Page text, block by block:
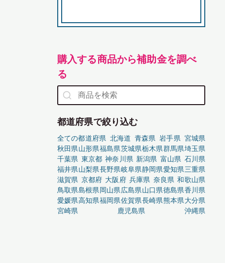
購入する商品から補助金を調べ
る
都道府県で絞り込む
全ての都道府県 北海道 青森県 岩手県 宮城県
秋田県山形県福島県茨城県栃木県群馬県埼玉県
千葉県 東京都 神奈川県 新潟県 富山県 石川県
福井県山梨県長野県岐阜県静岡県愛知県三重県
滋賀県 京都府 大阪府 兵庫県 奈良県 和歌山県
鳥取県島根県岡山県広島県山口県徳島県香川県
愛媛県高知県福岡県佐賀県長崎県熊本県大分県
宮崎県
鹿児島県 沖縄県